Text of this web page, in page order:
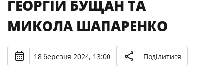
ГЕОРГІЙ БУЩАН ТА
МИКОЛА ШАПАРЕНКО
18 березня 2024, 13:00 Поділитися